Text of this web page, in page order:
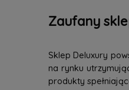
Zaufany
Sklep Deluxury
na rynku
produkty